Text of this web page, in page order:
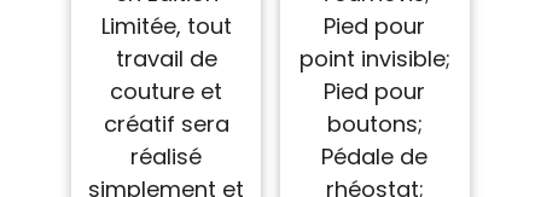
Limitée, tout
travail de
couture et
créatif sera
réalisé
simplement et
Pied pour
point invisible;
Pied pour
boutons;
Pédale de
rhéostat;